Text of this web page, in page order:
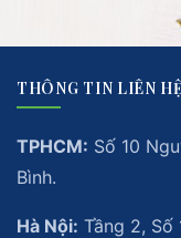
THÔNG TIN LIÊN
TPHCM: Số 10
Bình.
Hà Nội: Tầng 2, Số